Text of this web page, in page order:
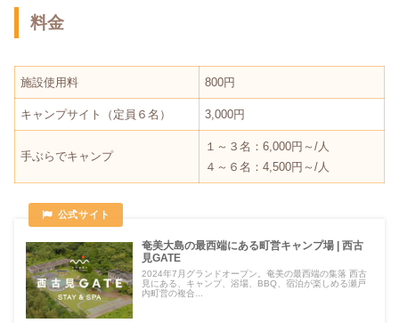
料金
施設使用料 800円
キャンプサイト（定員６名） 3,000円
手ぶらでキャンプ
１～３名：6,000円～/人
４～６名：4,500円～/人
奄美大島の最西端にある町営キャンプ場 | 西古
見GATE
2024年7月グランドオープン。奄美の最西端の集落 西古
見にある、キャンプ、浴場、BBQ、宿泊が楽しめる瀬戸
内町営の複合...